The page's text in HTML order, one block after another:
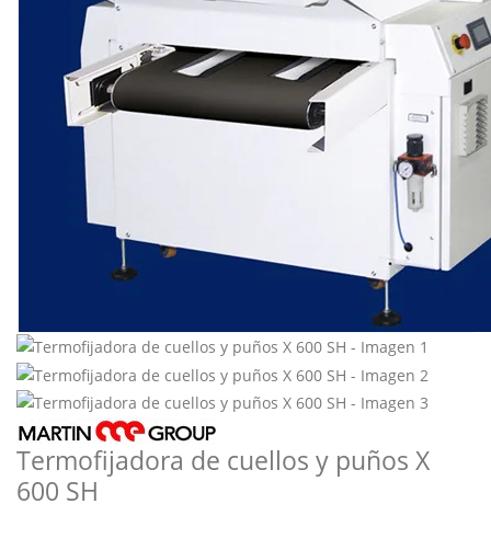
Termofijadora de cuellos y puños X
600 SH